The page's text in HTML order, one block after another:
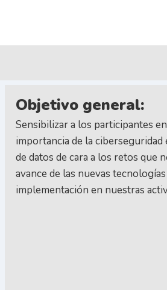
Objetivo general:
Sensibilizar a los participantes
importancia de la
de datos de cara a los retos que
avance de las nuevas
implementación en nuestras